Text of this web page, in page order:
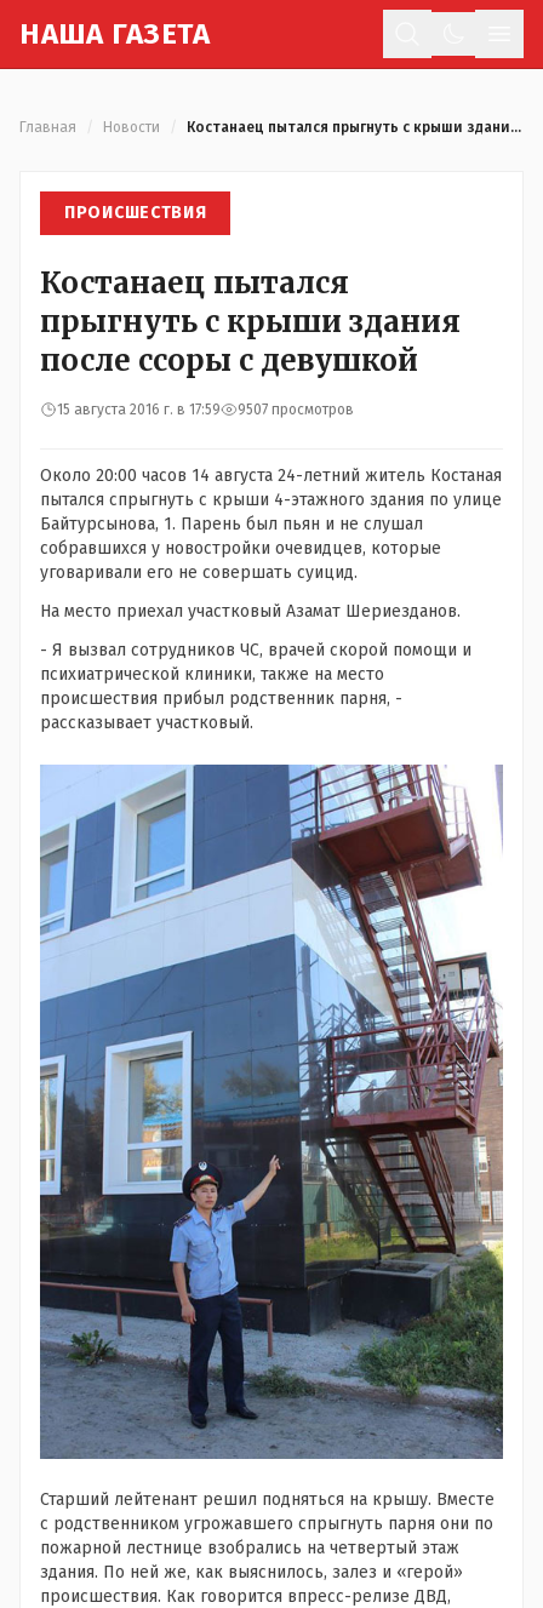
НАША ГАЗЕТА
Главная Новости Костанаец пытался прыгнуть с крыши здания после ссоры с девушкой
ПРОИСШЕСТВИЯ
Костанаец пытался
прыгнуть с крыши здания
после ссоры с девушкой
15 августа 2016 г. в 17:59 9507 просмотров
Около 20:00 часов 14 августа 24-летний житель Костаная
пытался спрыгнуть с крыши 4-этажного здания по улице
Байтурсынова, 1. Парень был пьян и не слушал
собравшихся у новостройки очевидцев, которые
уговаривали его не совершать суицид.
На место приехал участковый Азамат Шериезданов.
- Я вызвал сотрудников ЧС, врачей скорой помощи и
психиатрической клиники, также на место
происшествия прибыл родственник парня, -
рассказывает участковый.
Старший лейтенант решил подняться на крышу. Вместе
с родственником угрожавшего спрыгнуть парня они по
пожарной лестнице взобрались на четвертый этаж
здания. По ней же, как выяснилось, залез и «герой»
происшествия. Как говорится впресс-релизе ДВД,